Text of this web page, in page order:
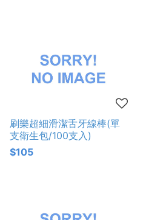
刷樂超細滑潔舌牙線棒(單
支衛生包/100支入)
$105